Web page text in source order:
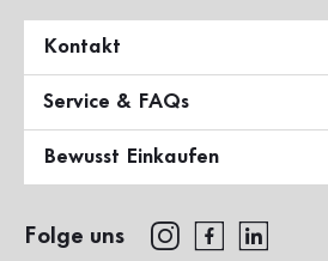
Kontakt
Service & FAQs
Bewusst Einkaufen
Folge uns